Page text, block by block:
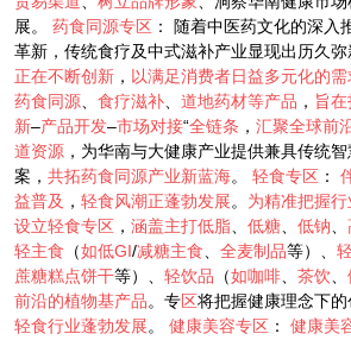
展。 药食同源专区 ： 随着中医药文化的深入
革新，传统食疗及中式滋补产业显现出历久弥
正在不断创新 ， 以满足消费者日益多元化的需
药食同源
食疗滋补 道地药材等产品 ， 旨在
新–产品开发–市场对接“全链条 ， 汇聚全球前
道资源 ，为华南与大健康产业提供兼具传统
案， 共拓药食同源产业新蓝海。 轻食专区 ：
益普及 ， 轻食风潮正蓬勃发展。 为精准把握行
设立轻食专区 ， 涵盖主打低脂 低糖 低钠
轻主食 （如低GI/减糖主食 全麦制品等）、
蔗糖糕点饼干等）、 轻饮品 （如咖啡 茶饮
前沿的植物基产品。专区将把握健康理念下的
轻食行业蓬勃发展。 健康美容专区 ： 健康美